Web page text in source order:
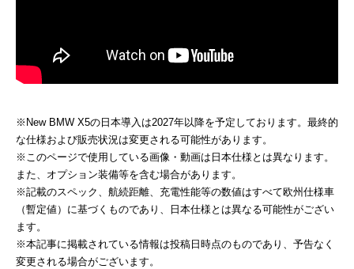
※New BMW X5の日本導入は2027年以降を予定しております。最終的
な仕様および販売状況は変更される可能性があります。
※このページで使用している画像・動画は日本仕様とは異なります。
また、オプション装備等を含む場合があります。
※記載のスペック、航続距離、充電性能等の数値はすべて欧州仕様車
（暫定値）に基づくものであり、日本仕様とは異なる可能性がござい
ます。
※本記事に掲載されている情報は投稿日時点のものであり、予告なく
変更される場合がございます。